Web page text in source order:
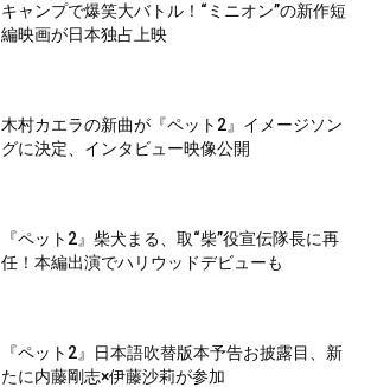
キャンプで爆笑大バトル！“ミニオン”の新作短
編映画が日本独占上映
木村カエラの新曲が『ペット2』イメージソン
グに決定、インタビュー映像公開
『ペット2』柴犬まる、取“柴”役宣伝隊長に再
任！本編出演でハリウッドデビューも
『ペット2』日本語吹替版本予告お披露目、新
たに内藤剛志×伊藤沙莉が参加